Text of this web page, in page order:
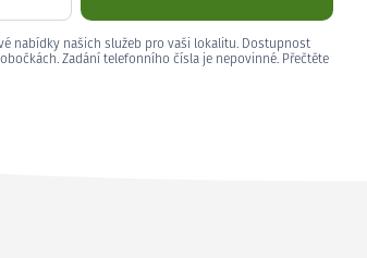
nabídky našich služeb pro vaši lokalitu. Dostupnost
Zadání telefonního čísla je nepovinné. Přečtěte